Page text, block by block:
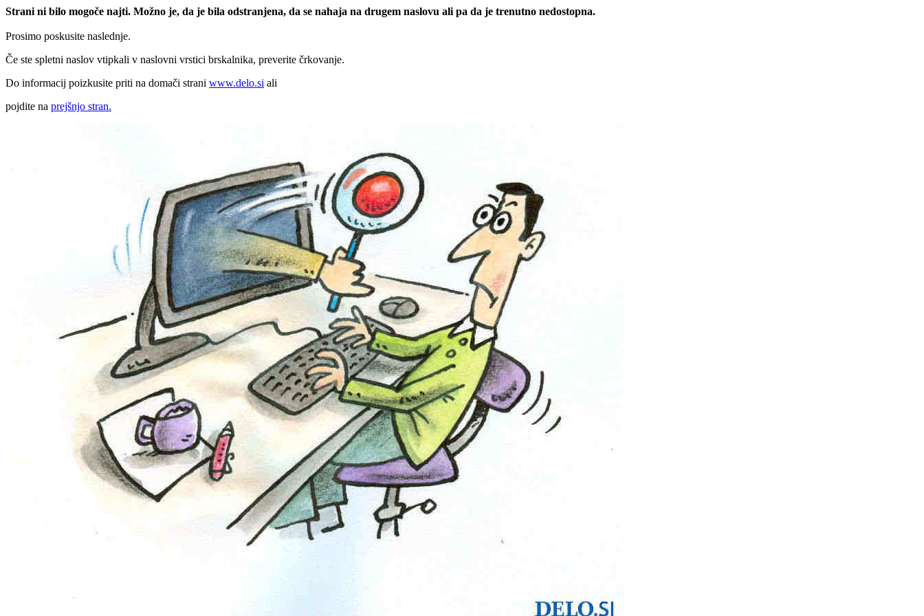
Strani ni bilo mogoče najti. Možno je, da je bila odstranjena, da se nahaja na drugem naslovu ali pa da je trenutno nedostopna.
Prosimo poskusite naslednje.
Če ste spletni naslov vtipkali v naslovni vrstici brskalnika, preverite črkovanje.
Do informacij poizkusite priti na domači strani www.delo.si ali
pojdite na prejšnjo stran.